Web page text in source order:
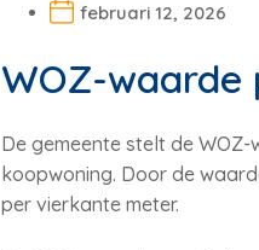
februari 12, 2026
WOZ-
De gemeente stelt de
koopwoning. Door de
per vierkante meter.